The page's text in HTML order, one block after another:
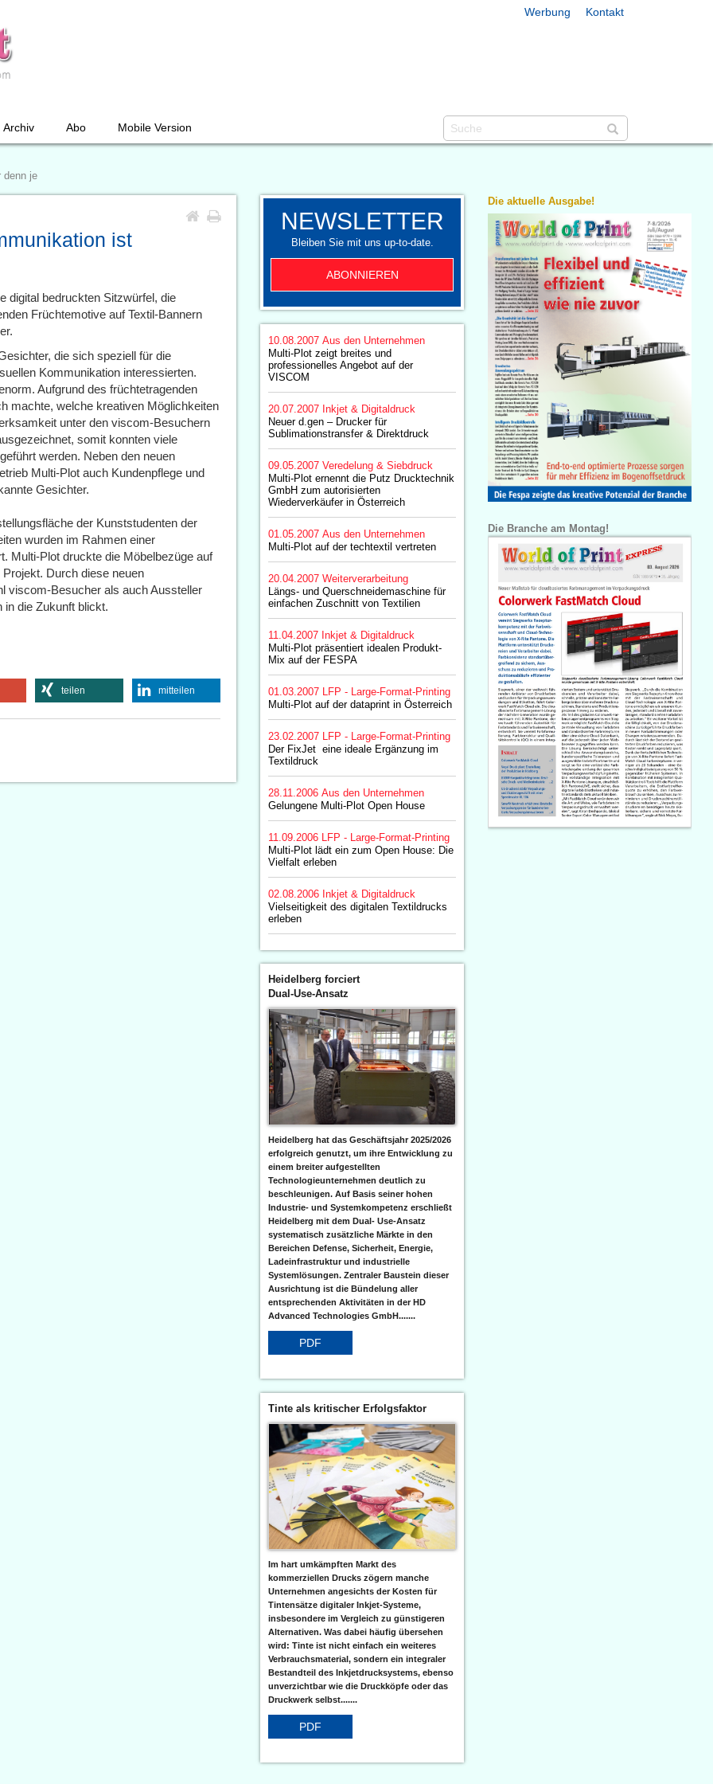
Werbung Kontakt
Archiv Abo Mobile Version
denn je
ist
digital bedruckten Sitzwürfel, die
Früchtemotive auf Textil-Bannern
die sich speziell für die
Kommunikation interessierten.
Aufgrund des früchtetragenden
machte, welche kreativen Möglichkeiten
unter den viscom-Besuchern
somit konnten viele
werden. Neben den neuen
Multi-Plot auch Kundenpflege und
Gesichter.
der Kunststudenten der
wurden im Rahmen einer
Multi-Plot druckte die Möbelbezüge auf
Durch diese neuen
viscom-Besucher als auch Aussteller
die Zukunft blickt.
teilen mitteilen
NEWSLETTER
Bleiben Sie mit uns up-to-date.
ABONNIEREN
10.08.2007 Aus den Unternehmen
Multi-Plot zeigt breites und
professionelles Angebot auf der
VISCOM
20.07.2007 Inkjet & Digitaldruck
Neuer d.gen – Drucker für
Sublimationstransfer & Direktdruck
09.05.2007 Veredelung & Siebdruck
Multi-Plot ernennt die Putz Drucktechnik
GmbH zum autorisierten
Wiederverkäufer in Österreich
01.05.2007 Aus den Unternehmen
Multi-Plot auf der techtextil vertreten
20.04.2007 Weiterverarbeitung
Längs- und Querschneidemaschine für
einfachen Zuschnitt von Textilien
11.04.2007 Inkjet & Digitaldruck
Multi-Plot präsentiert idealen Produkt-
Mix auf der FESPA
01.03.2007
LFP - Large-Format-Printing
Multi-Plot auf der dataprint in Österreich
23.02.2007
LFP - Large-Format-Printing
Der FixJet  eine ideale Ergänzung im
Textildruck
28.11.2006 Aus den Unternehmen
Gelungene Multi-Plot Open House
11.09.2006
LFP - Large-Format-Printing
Multi-Plot lädt ein zum Open House: Die
Vielfalt erleben
02.08.2006 Inkjet & Digitaldruck
Vielseitigkeit des digitalen Textildrucks
erleben
Heidelberg forciert
Dual-Use-Ansatz
Heidelberg hat das Geschäftsjahr 2025/2026
erfolgreich genutzt, um ihre Entwicklung zu
einem breiter aufgestellten
Technologieunternehmen deutlich zu
beschleunigen. Auf Basis seiner hohen
Industrie- und Systemkompetenz erschließt
Heidelberg mit dem Dual- Use-Ansatz
systematisch zusätzliche Märkte in den
Bereichen Defense, Sicherheit, Energie,
Ladeinfrastruktur und industrielle
Systemlösungen. Zentraler Baustein dieser
Ausrichtung ist die Bündelung aller
entsprechenden Aktivitäten in der HD
Advanced Technologies GmbH.......
PDF
Tinte als kritischer Erfolgsfaktor
Im hart umkämpften Markt des
kommerziellen Drucks zögern manche
Unternehmen angesichts der Kosten für
Tintensätze digitaler Inkjet-Systeme,
insbesondere im Vergleich zu günstigeren
Alternativen. Was dabei häufig übersehen
wird: Tinte ist nicht einfach ein weiteres
Verbrauchsmaterial, sondern ein integraler
Bestandteil des Inkjetdrucksystems, ebenso
unverzichtbar wie die Druckköpfe oder das
Druckwerk selbst.......
PDF
Die aktuelle Ausgabe!
Die Branche am Montag!